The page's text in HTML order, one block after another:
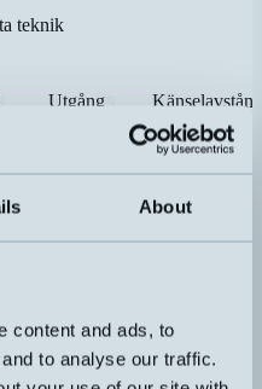
About
content and ads, to
to analyse our traffic.
teknik
Utgång
Känselavstånd
5mm
PNP NO 3mm
PNP NO
1,5mm